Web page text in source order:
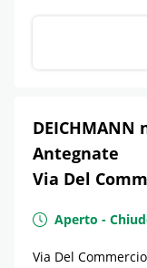
DEICHMANN
Antegnate
Via Del
Aperto -
Via Del